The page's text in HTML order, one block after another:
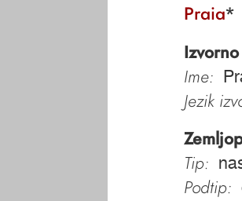
Praia*
Ime:
Jezik
Tip:
Podtip: